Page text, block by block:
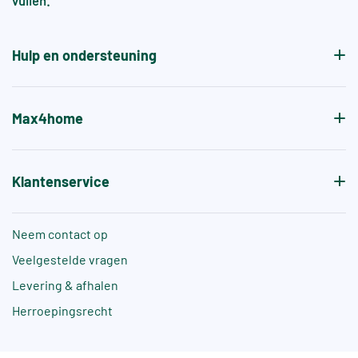
aanvullende normen, zoals +A of +B, die specifiek
Hulp en ondersteuning
Max4home
Klantenservice
Neem contact op
Veelgestelde vragen
Levering & afhalen
Herroepingsrecht